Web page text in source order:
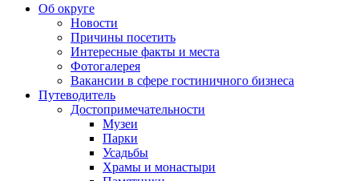
Об округе
Новости
Причины посетить
Интересные факты и места
Фотогалерея
Вакансии в сфере гостиничного бизнеса
Путеводитель
Достопримечательности
Музеи
Парки
Усадьбы
Храмы и монастыри